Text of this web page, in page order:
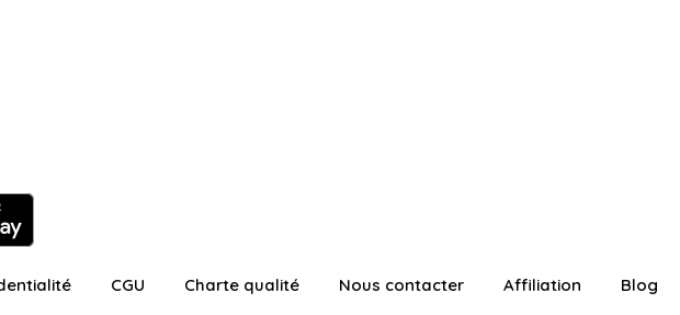
CGU Charte qualité Nous contacter Affiliation Blog